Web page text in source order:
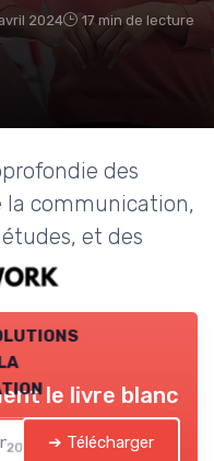
2024 17 min de lecture
des
la communication,
et des
le livre blanc
➔ Télécharger